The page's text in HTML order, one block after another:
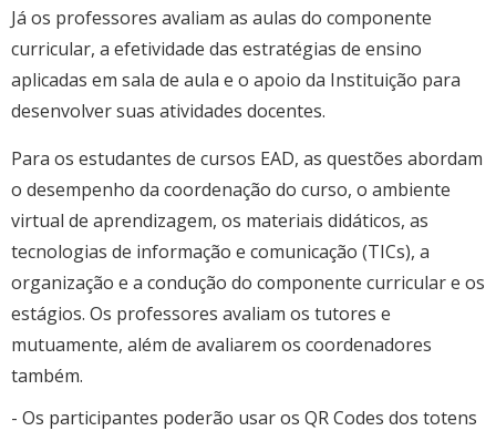
Já os professores avaliam as aulas do componente
curricular, a efetividade das estratégias de ensino
aplicadas em sala de aula e o apoio da Instituição para
desenvolver suas atividades docentes.
Para os estudantes de cursos EAD, as questões abordam
o desempenho da coordenação do curso, o ambiente
virtual de aprendizagem, os materiais didáticos, as
tecnologias de informação e comunicação (TICs), a
organização e a condução do componente curricular e os
estágios. Os professores avaliam os tutores e
mutuamente, além de avaliarem os coordenadores
também.
- Os participantes poderão usar os QR Codes dos totens